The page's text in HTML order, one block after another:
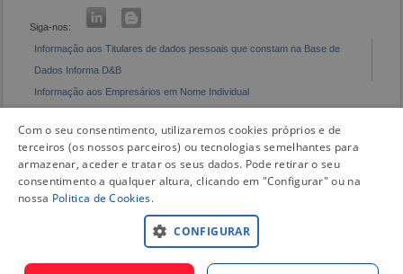
Siga-nos:
Informação aos Titulares de dados pessoais que constam na Base de
Dados Informa D&B
Informação aos Empresários em Nome Individual
Com o seu consentimento, utilizaremos cookies próprios e de
terceiros (os nossos parceiros) ou tecnologias semelhantes para
armazenar, aceder e tratar os seus dados. Pode retirar o seu
consentimento a qualquer altura, clicando em "Configurar" ou na
nossa Politica de Cookies.
CONFIGURAR